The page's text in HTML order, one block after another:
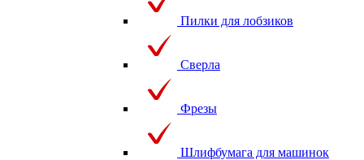
Пилки для лобзиков
Сверла
Фрезы
Шлифбумага для машинок